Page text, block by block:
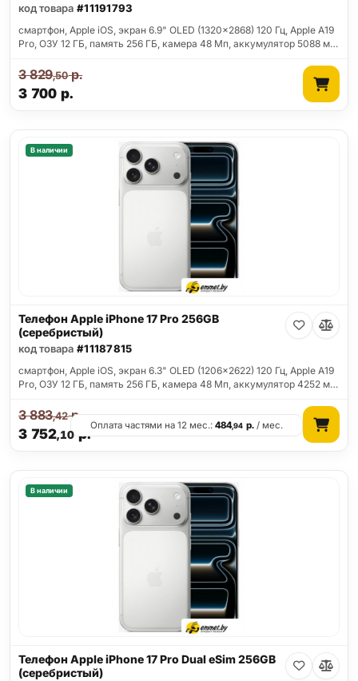
код товара #11191793
смартфон, Apple iOS, экран 6.9" OLED (1320x2868) 120 Гц, Apple A19
Pro, ОЗУ 12 ГБ, память 256 ГБ, камера 48 Мп, аккумулятор 5088 м…
3 700 р.
3 829,50р.
В наличии
Телефон Apple iPhone 17 Pro 256GB
(серебристый)
код товара #11187815
смартфон, Apple iOS, экран 6.3" OLED (1206x2622) 120 Гц, Apple A19
Pro, ОЗУ 12 ГБ, память 256 ГБ, камера 48 Мп, аккумулятор 4252 м…
3 752,10 р.
3 883,42р.
Оплата частями на 12 мес.:484,94 р./ мес.
В наличии
Телефон Apple iPhone 17 Pro Dual eSim 256GB
(серебристый)